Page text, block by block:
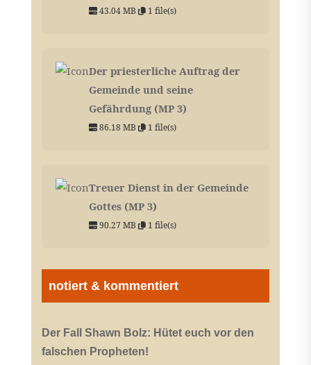
43.04 MB 1 file(s)
Der priesterliche Auftrag der
Gemeinde und seine
Gefährdung (MP 3)
86.18 MB 1 file(s)
Treuer Dienst in der Gemeinde
Gottes (MP 3)
90.27 MB 1 file(s)
notiert & kommentiert
Der Fall Shawn Bolz: Hütet euch vor den
falschen Propheten!